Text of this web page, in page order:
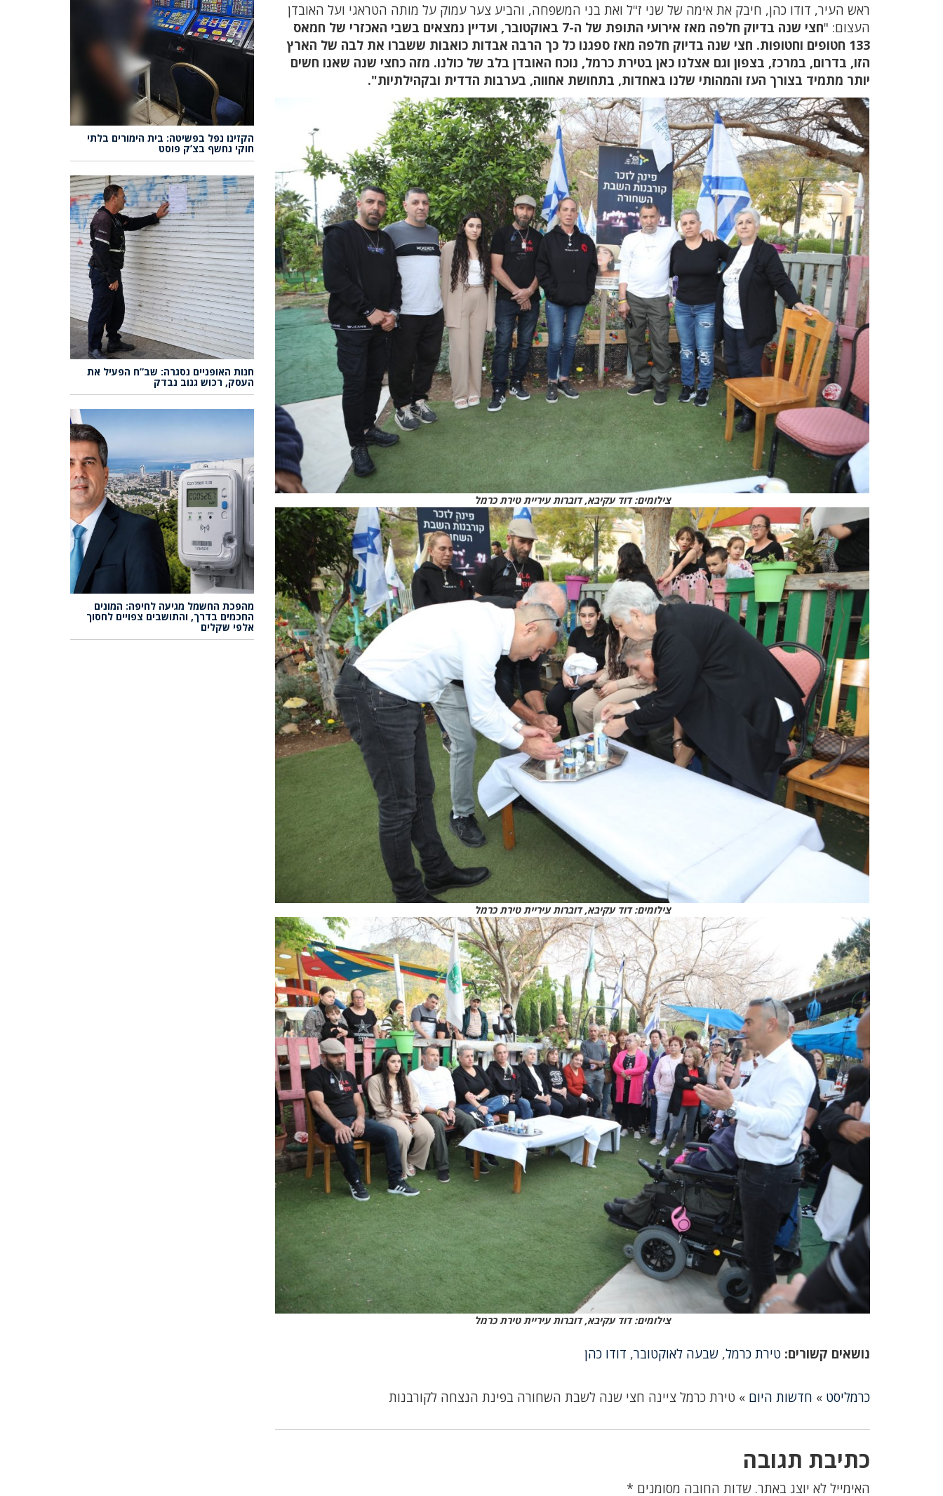
ראש העיר, דודו כהן, חיבק את אימה של שני ז"ל ואת בני המשפחה, והביע צער עמוק על מותה הטראגי ועל האובדן
העצום: "
חצי שנה בדיוק חלפה מאז אירועי התופת של ה-7 באוקטובר, ועדיין נמצאים בשבי האכזרי של חמאס
133 חטופים וחטופות. חצי שנה בדיוק חלפה מאז ספגנו כל כך הרבה אבדות כואבות ששברו את לבה של הארץ
הזו, בדרום, במרכז, בצפון וגם אצלנו כאן בטירת כרמל, נוכח האובדן בלב של כולנו. מזה כחצי שנה שאנו חשים
יותר מתמיד בצורך העז והמהותי שלנו באחדות, בתחושת אחווה, בערבות הדדית ובקהילתיות".
צילומים: דוד עקיבא, דוברות עיריית טירת כרמל
צילומים: דוד עקיבא, דוברות עיריית טירת כרמל
צילומים: דוד עקיבא, דוברות עיריית טירת כרמל
נושאים קשורים:טירת כרמל,שבעה לאוקטובר, דודו כהן
כרמליסט » חדשות היום » טירת כרמל ציינה חצי שנה לשבת השחורה בפינת הנצחה לקורבנות
כתיבת תגובה
האימייל לא יוצג באתר. שדות החובה מסומנים *
הקזינו נפל בפשיטה: בית הימורים בלתי
חוקי נחשף בצ’ק פוסט
חנות האופניים נסגרה: שב”ח הפעיל את
העסק, רכוש גנוב נבדק
מהפכת החשמל מגיעה לחיפה: המונים
החכמים בדרך, והתושבים צפויים לחסוך
אלפי שקלים